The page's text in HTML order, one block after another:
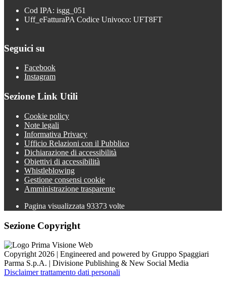
Cod IPA: isgg_051
Uff_eFatturaPA Codice Univoco: UFT8FT
Seguici su
Facebook
Instagram
Sezione Link Utili
Cookie policy
Note legali
Informativa Privacy
Ufficio Relazioni con il Pubblico
Dichiarazione di accessibilità
Obiettivi di accessibilità
Whistleblowing
Gestione consensi cookie
Amministrazione trasparente
Pagina visualizzata 93373 volte
Sezione Copyright
Copyright 2026 | Engineered and powered by Gruppo Spaggiari
Parma S.p.A. | Divisione Publishing & New Social Media
Disclaimer trattamento dati personali